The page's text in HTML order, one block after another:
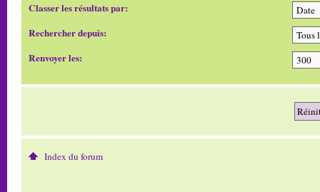
Classer les résultats par:
Rechercher depuis:
Renvoyer les:
Index du forum